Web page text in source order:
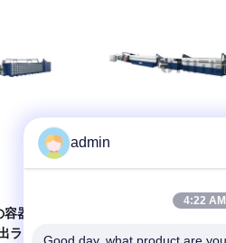
器袋の
ライン
詳細
編まれた袋テープ押
ヤーンの放出ラ
admin
4:22 AM